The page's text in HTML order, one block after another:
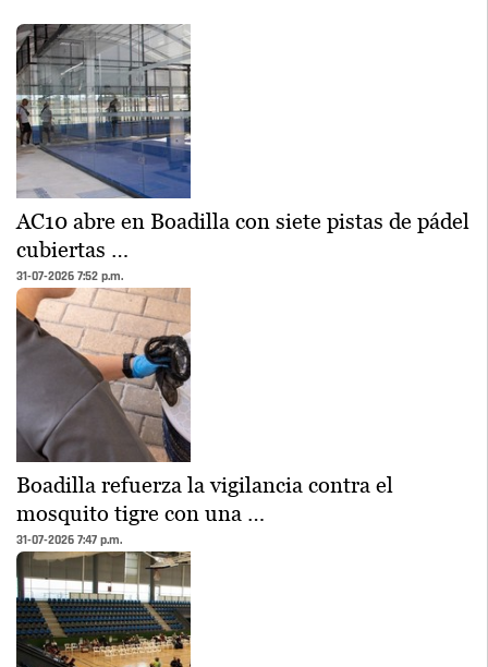
AC10 abre en Boadilla con siete pistas de pádel
cubiertas …
31-07-2026 7:52 p.m.
Boadilla refuerza la vigilancia contra el
mosquito tigre con una …
31-07-2026 7:47 p.m.